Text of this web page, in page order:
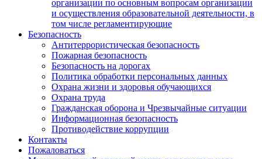
организации по основным вопросам организации
и осуществления образовательной деятельности, в
том числе регламентирующие
Безопасность
Антитеррористическая безопасность
Пожарная безопасность
Безопасность на дорогах
Политика обработки персональных данных
Охрана жизни и здоровья обучающихся
Охрана труда
Гражданская оборона и Чрезвычайные ситуации
Информационная безопасность
Противодействие коррупции
Контакты
Пожаловаться